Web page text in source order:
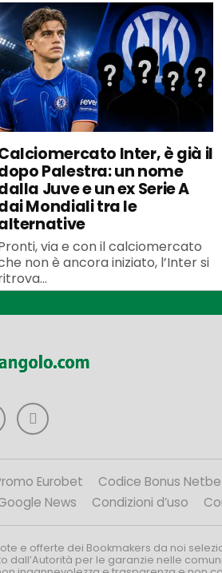
Inter, è già il
Palestra: un nome
Juve e un ex Serie A
Mondiali tra le
via e con il calciomercato
non è ancora iniziato, l’Inter si
Eurobet Codice Bonus
News Condizioni d’uso
e offerte dei Bookmakers da noi
per le garanzie nelle